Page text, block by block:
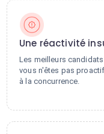
Une réactivité
Les meilleurs
vous n'êtes pas
à la concurrence.